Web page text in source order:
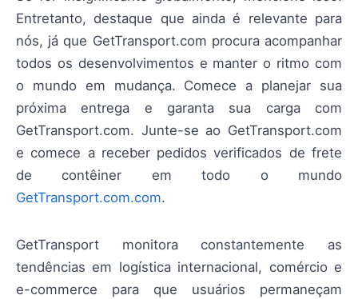
Entretanto, destaque que ainda é relevante para
nós, já que GetTransport.com procura acompanhar
todos os desenvolvimentos e manter o ritmo com
o mundo em mudança. Comece a planejar sua
próxima entrega e garanta sua carga com
GetTransport.com. Junte-se ao GetTransport.com
e comece a receber pedidos verificados de frete
de contêiner em todo o mundo
GetTransport.com.com.
GetTransport monitora constantemente as
tendências em logística internacional, comércio e
e-commerce para que usuários permaneçam